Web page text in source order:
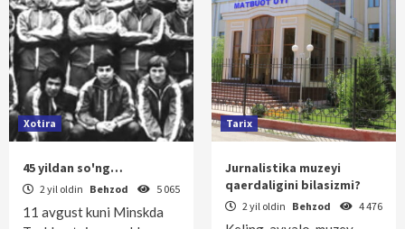
Xotira
45 yildan so'ng…
2 yil oldin Behzod 5 065
11 avgust kuni Minskda
Tarix
Jurnalistika muzeyi
qaerdaligini bilasizmi?
2 yil oldin Behzod 4 476